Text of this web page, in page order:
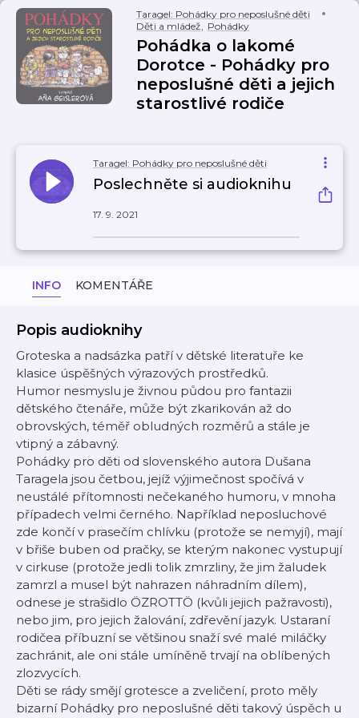
Taragel: Pohádky pro neposlušné děti
Děti a mládež, Pohádky
Pohádka o lakomé
Dorotce - Pohádky pro
neposlušné děti a jejich
starostlivé rodiče
Taragel: Pohádky pro neposlušné děti
Poslechněte si audioknihu
17. 9. 2021
INFO KOMENTÁŘE
Popis audioknihy
Groteska a nadsázka patří v dětské literatuře ke
klasice úspěšných výrazových prostředků.
Humor nesmyslu je živnou půdou pro fantazii
dětského čtenáře, může být zkarikován až do
obrovských, téměř obludných rozměrů a stále je
vtipný a zábavný.
Pohádky pro děti od slovenského autora Dušana
Taragela jsou četbou, jejíž výjimečnost spočívá v
neustálé přítomnosti nečekaného humoru, v mnoha
případech velmi černého. Například neposluchové
zde končí v prasečím chlívku (protože se nemyjí), mají
v břiše buben od pračky, se kterým nakonec vystupují
v cirkuse (protože jedli tolik zmrzliny, že jim žaludek
zamrzl a musel být nahrazen náhradním dílem),
odnese je strašidlo ÖZROTTÖ (kvůli jejich pažravosti),
nebo jim, pro jejich žalování, zdřevění jazyk. Ustaraní
rodičea příbuzní se většinou snaží své malé miláčky
zachránit, ale oni stále umíněně trvají na oblíbených
zlozvycích.
Děti se rády smějí grotesce a zveličení, proto měly
bizarní Pohádky pro neposlušné děti takový úspěch u